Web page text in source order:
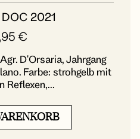
2021
€
D'Orsaria, Jahrgang
Farbe: strohgelb mit
Reflexen,...